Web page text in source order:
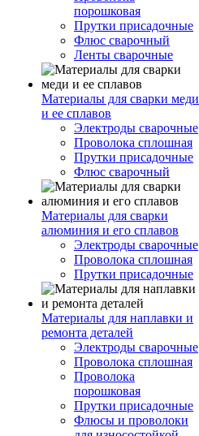
порошковая
Прутки присадочные
Флюс сварочный
Ленты сварочные
Материалы для сварки меди
и ее сплавов
Электроды сварочные
Проволока сплошная
Прутки присадочные
Флюс сварочный
Материалы для сварки
алюминия и его сплавов
Электроды сварочные
Проволока сплошная
Прутки присадочные
Материалы для наплавки и
ремонта деталей
Электроды сварочные
Проволока сплошная
Проволока
порошковая
Прутки присадочные
Флюсы и проволоки